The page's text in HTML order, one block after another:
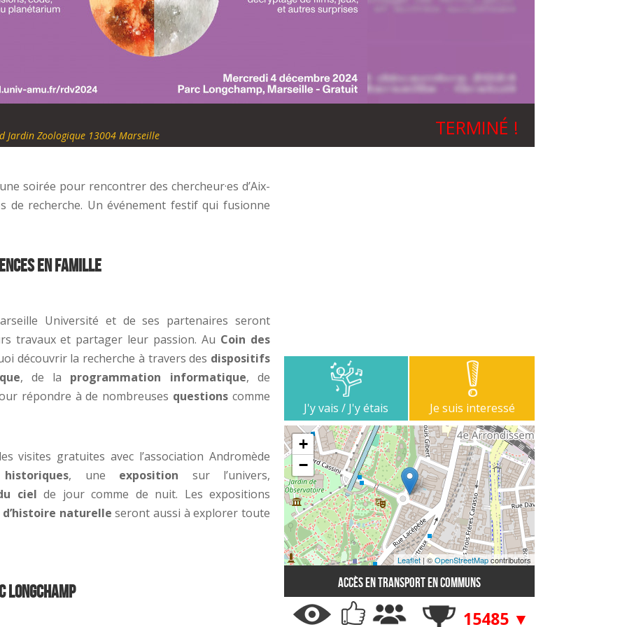
TERMINÉ !
Jardin Zoologique 13004 Marseille
soirée pour rencontrer des chercheur·es d’Aix-
de recherche. Un événement festif qui fusionne
en famille
Université et de ses partenaires seront
travaux et partager leur passion. Au Coin des
découvrir la recherche à travers des dispositifs
, de la programmation informatique, de
répondre à de nombreuses questionscomme
visites gratuites avec l’association Andromède
, une exposition sur l’univers,
ciel de jour comme de nuit. Les expositions
d’histoire naturelle seront aussi à explorer toute
Longchamp
J'y vais / J'y étais Je suis interessé
+
−
Leaflet | ©OpenStreetMapcontributors
Accès en transport en communs
15485 ▼